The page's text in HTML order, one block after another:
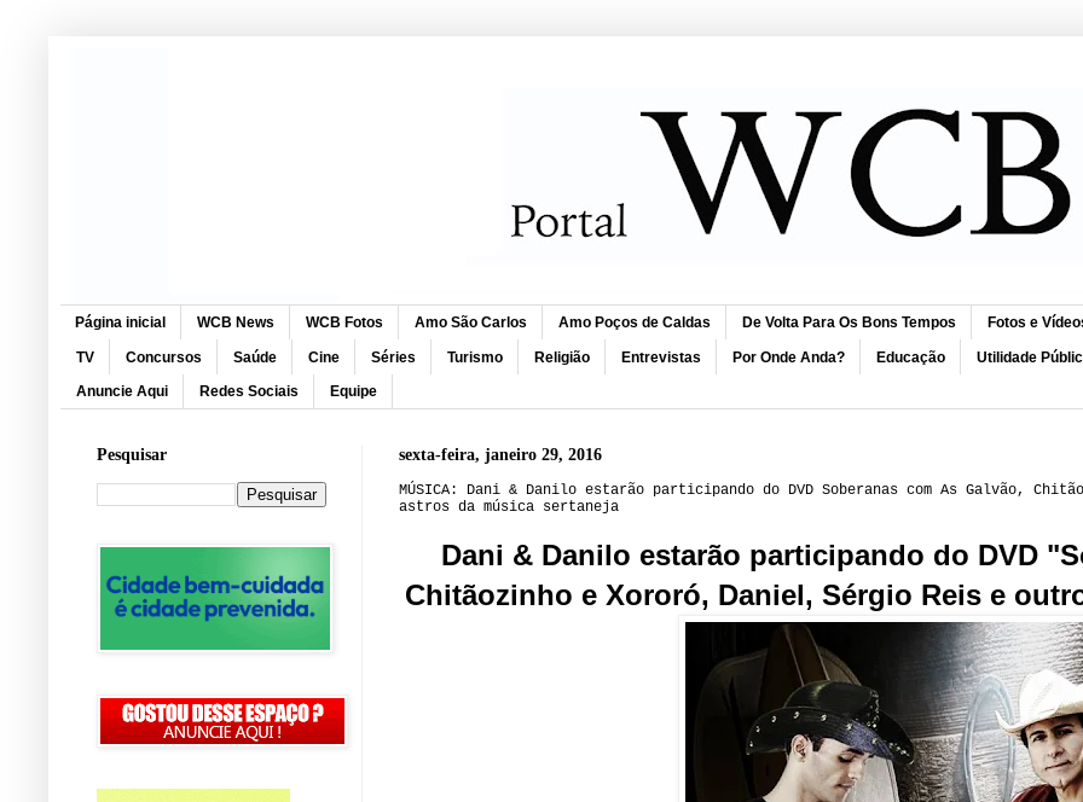
Página inicial WCB News WCB Fotos Amo São Carlos Amo Poços de Caldas De Volta Para Os Bons Tempos Fotos e
TV Concursos Saúde Cine Séries Turismo Religião Entrevistas Por Onde Anda? Educação Utilidade
Anuncie Aqui Redes Sociais Equipe
sexta-feira, janeiro 29, 2016
MÚSICA: Dani & Danilo estarão participando do DVD Soberanas com As Galvão,
astros da música sertaneja
Dani & Danilo estarão participando do DVD
Chitãozinho e Xororó, Daniel, Sérgio Reis e
Pesquisar